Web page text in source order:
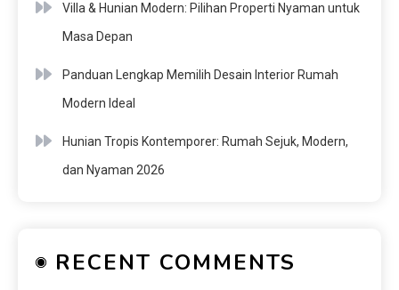
Villa & Hunian Modern: Pilihan Properti Nyaman untuk
Masa Depan
Panduan Lengkap Memilih Desain Interior Rumah
Modern Ideal
Hunian Tropis Kontemporer: Rumah Sejuk, Modern,
dan Nyaman 2026
RECENT COMMENTS